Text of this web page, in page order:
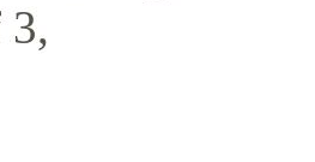
3,